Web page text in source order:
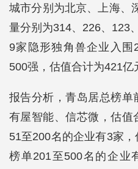
城市分别为北京、上海、
量分别为314、226、123
9家隐形独角兽企业入围
500强，估值合计为421亿
报告分析，青岛居总榜单
有屋智能、信芯微，估值
51至200名的企业有3家
榜单201至500名的企业